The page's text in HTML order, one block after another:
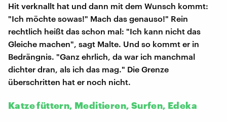
Hit verknallt hat und dann mit dem Wunsch kommt:
"Ich möchte sowas!" Mach das genauso!" Rein
rechtlich heißt das schon mal: "Ich kann nicht das
Gleiche machen", sagt Malte. Und so kommt er in
Bedrängnis. "Ganz ehrlich, da war ich manchmal
dichter dran, als ich das mag." Die Grenze
überschritten hat er noch nicht.
Katze füttern, Meditieren, Surfen, Edeka